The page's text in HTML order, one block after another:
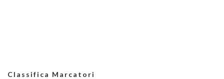
Classifica Marcatori